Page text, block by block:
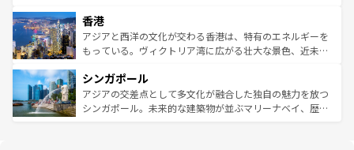
とつ。フォーやバインミー、ベトナムコーヒーなどは、ぜ
ひ現地で味わいたい。どの地域を訪れてもあたたかい人々
が旅行者を迎えてくれるので、きっと忘れられない旅にな
参照してほしい。
の活気が交差している。北部ではチェンマイなどの山岳地
帯で自然と触れ合い、南部ではプーケットやクラビの美し
いビーチでリゾート気分を楽しむことができる。タイ料理
激する。気候は一年中温暖で、どの季節にも異なる楽しみ
が待っている。親しみやすいタイの人々、仏教を中心とし
た文化、そして多様な観光資源が、訪れる旅人を魅了し続
香港
アジアと西洋の文化が交わる香港は、特有のエネルギーを
もっている。ヴィクトリア湾に広がる壮大な景色、近未来
み、どこを訪れても感動するはず。観光スポットが密集し
ており、効率よく見どころを回れるのも魅力。息をのむよ
うな絶景から文化的な体験まで、香港を存分に楽しみ尽く
シンガポール
アジアの交差点として多文化が融合した独自の魅力を放つ
シンガポール。未来的な建築物が並ぶマリーナベイ、歴史